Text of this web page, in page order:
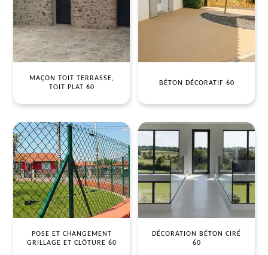
MAÇON TOIT TERRASSE,
TOIT PLAT 60
BÉTON DÉCORATIF 60
POSE ET CHANGEMENT
GRILLAGE ET CLÔTURE 60
DÉCORATION BÉTON CIRÉ
60